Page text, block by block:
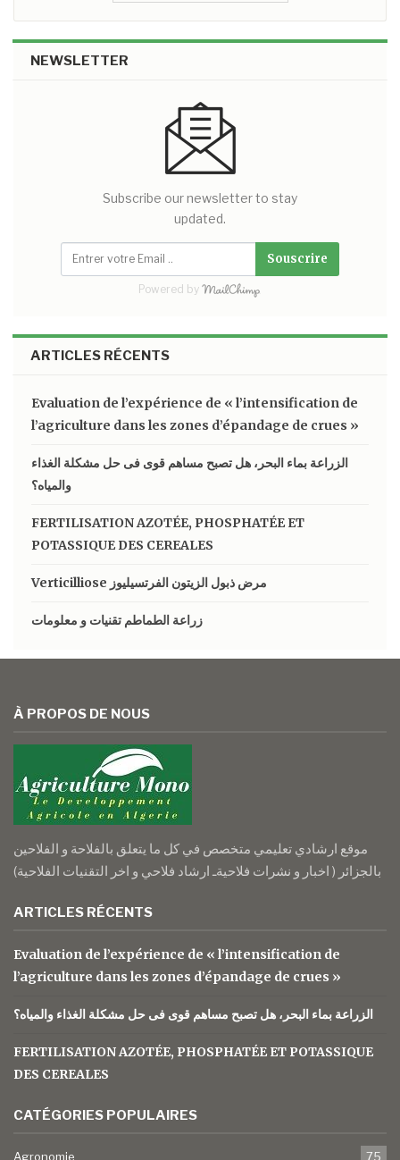
NEWSLETTER
Subscribe our newsletter to stay
updated.
Souscrire
Powered by
ARTICLES RÉCENTS
Evaluation de l’expérience de « l’intensification de
l’agriculture dans les zones d’épandage de crues »
الزراعة بماء البحر، هل تصبح مساهم قوى فى حل مشكلة الغذاء
والمياه؟
FERTILISATION AZOTÉE, PHOSPHATÉE ET
POTASSIQUE DES CEREALES
Verticilliose مرض ذبول الزيتون الفرتسيليوز
زراعة الطماطم تقنيات و معلومات
À PROPOS DE NOUS
موقع ارشادي تعليمي متخصص في كل ما يتعلق بالفلاحة و الفلاحين
بالجزائر ( اخبار و نشرات فلاحيةـ ارشاد فلاحي و اخر التقنيات الفلاحية)
ARTICLES RÉCENTS
Evaluation de l’expérience de « l’intensification de
l’agriculture dans les zones d’épandage de crues »
الزراعة بماء البحر، هل تصبح مساهم قوى فى حل مشكلة الغذاء والمياه؟
FERTILISATION AZOTÉE, PHOSPHATÉE ET POTASSIQUE
DES CEREALES
CATÉGORIES POPULAIRES
Agronomie 75